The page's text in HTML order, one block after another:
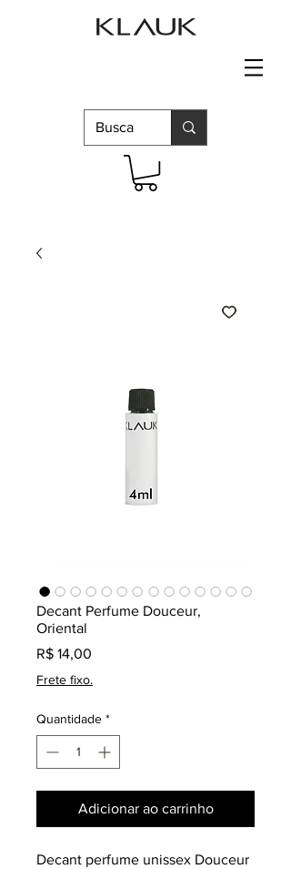
Decant Perfume Douceur,
Oriental
R$ 14,00
Frete fixo.
Quantidade *
Adicionar ao carrinho
Decant perfume unissex Douceur